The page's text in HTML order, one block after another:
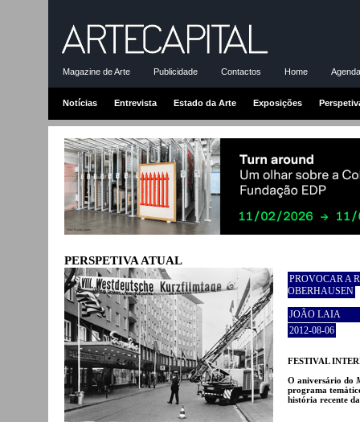
Magazine de Arte Publicidade Contactos Home
Notícias Entrevista Estado da Arte Exposições
PERSPETIVA ATUAL
PROVOCAR A
OBERHAUSEN
JOÃO LAIA
2012-08-06
FESTIVAL
O aniversário do
programa
história recente